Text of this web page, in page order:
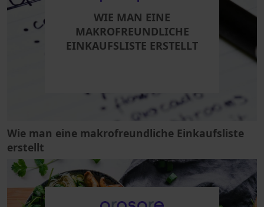
WIE MAN EINE
MAKROFREUNDLICHE
EINKAUFSLISTE ERSTELLT
Wie man eine makrofreundliche Einkaufsliste
erstellt